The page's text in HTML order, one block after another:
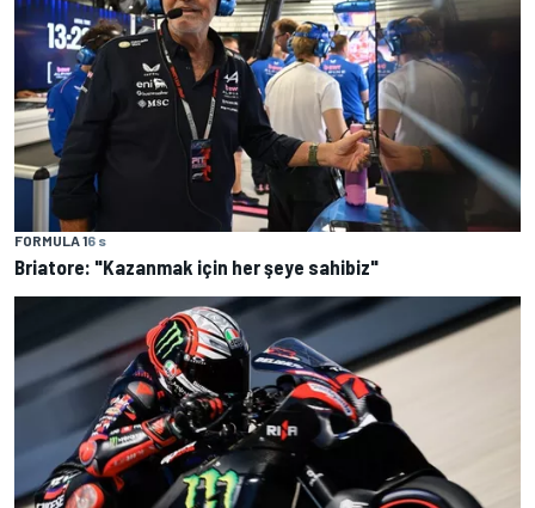
FORMULA 16 s
Briatore: "Kazanmak için her şeye sahibiz"